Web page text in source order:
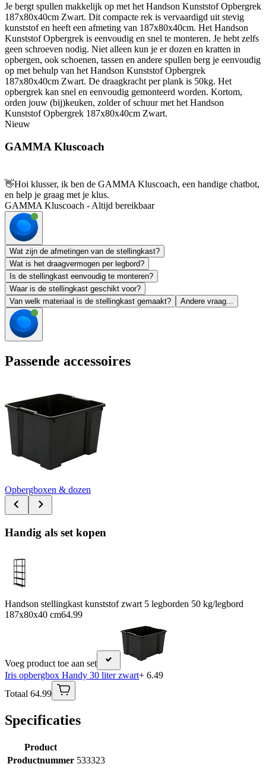
Je bergt spullen makkelijk op met het Handson Kunststof Opbergrek
187x80x40cm Zwart. Dit compacte rek is vervaardigd uit stevig
kunststof en heeft een afmeting van 187x80x40cm. Het Handson
Kunststof Opbergrek is eenvoudig en snel te monteren. Je hebt zelfs
geen schroeven nodig. Niet alleen kun je er dozen en kratten in
opbergen, ook schoenen, tassen en andere spullen berg je eenvoudig
op met behulp van het Handson Kunststof Opbergrek
187x80x40cm Zwart. De draagkracht per plank is 50kg. Het
opbergrek kan snel en eenvoudig gemonteerd worden. Kortom,
orden jouw (bij)keuken, zolder of schuur met het Handson
Kunststof Opbergrek 187x80x40cm Zwart.
Nieuw
GAMMA Kluscoach
👋Hoi klusser, ik ben de GAMMA Kluscoach, een handige chatbot,
en help je graag met je klus.
GAMMA Kluscoach - Altijd bereikbaar
Wat zijn de afmetingen van de stellingkast?
Wat is het draagvermogen per legbord?
Is de stellingkast eenvoudig te monteren?
Waar is de stellingkast geschikt voor?
Van welk materiaal is de stellingkast gemaakt?
Andere vraag...
Passende accessoires
Opbergboxen & dozen
Handig als set kopen
Handson stellingkast kunststof zwart 5 legborden 50 kg/legbord
187x80x40 cm64.99
Voeg product toe aan set
Iris opbergbox Handy 30 liter zwart+ 6.49
Totaal 64.99
Specificaties
Product
Productnummer 533323